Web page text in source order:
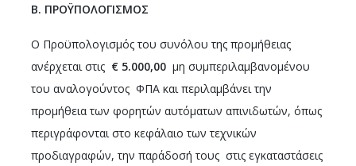
Β. ΠΡΟΫΠΟΛΟΓΙΣΜΟΣ
Ο Προϋπολογισμός του συνόλου της προμήθειας
ανέρχεται στις € 5.000,00 μη συμπεριλαμβανομένου
του αναλογούντος ΦΠΑ και περιλαμβάνει την
προμήθεια των φορητών αυτόματων απινιδωτών, όπως
περιγράφονται στο κεφάλαιο των τεχνικών
προδιαγραφών, την παράδοσή τους στις εγκαταστάσεις